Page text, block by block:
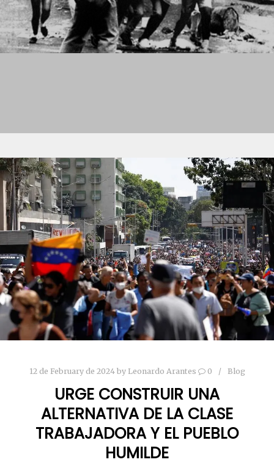
DEMOCRÁTICAS
12 de February de 2024by Leonardo Arantes 0 Blog
URGE CONSTRUIR UNA
ALTERNATIVA DE LA CLASE
TRABAJADORA Y EL PUEBLO
HUMILDE